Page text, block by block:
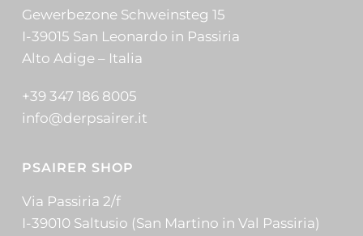
Gewerbezone Schweinsteg 15
I-39015 San Leonardo in Passiria
Alto Adige – Italia
+39 347 186 8005
info@derpsairer.it
PSAIRER SHOP
Via Passiria 2/f
I-39010 Saltusio (San Martino in Val Passiria)